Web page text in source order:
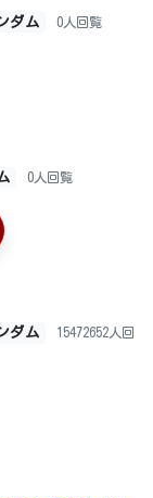
ダム 0人回覧
0人回覧
ダム 15472652人回